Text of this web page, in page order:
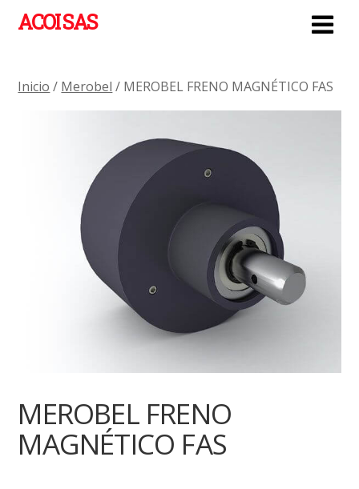
ACOI SAS
Inicio / Merobel / MEROBEL FRENO MAGNÉTICO FAS
MEROBEL FRENO
MAGNÉTICO FAS